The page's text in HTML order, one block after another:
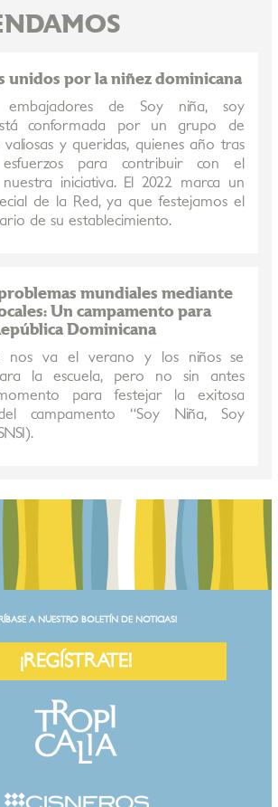
unidos por la niñez dominicana
de Soy niña, soy
conformada por un grupo de
valiosas y queridas, quienes año tras
para contribuir con el
iniciativa. El 2022 marca un
de la Red, ya que festejamos el
de su establecimiento.
mundiales mediante
Un campamento para
Dominicana
nos va el verano y los niños se
la escuela, pero no sin antes
para festejar la exitosa
campamento “Soy Niña, Soy
A NUESTRO BOLETÍN DE NOTICIAS!
¡REGÍSTRATE!